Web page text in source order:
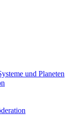
und Planeten